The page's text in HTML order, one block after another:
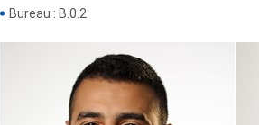
Bureau : B.0.2